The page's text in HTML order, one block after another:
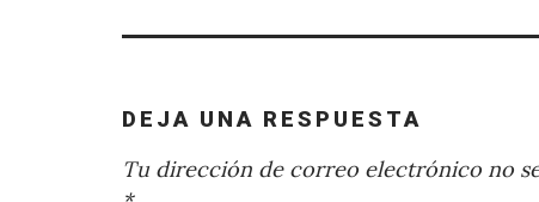
DEJA UNA RESPUESTA
Tu dirección de correo electrónico no